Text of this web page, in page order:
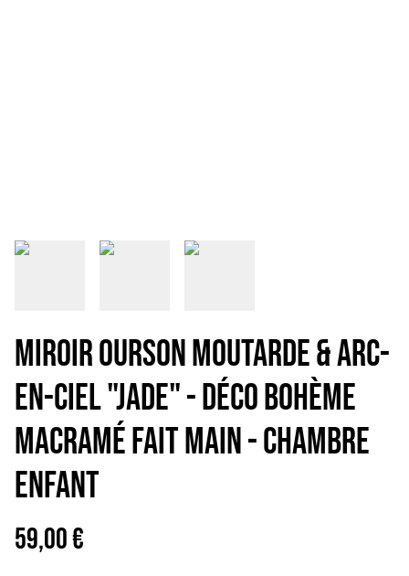
Miroir ourson moutarde & Arc-
en-ciel "Jade" - Déco bohème
macramé Fait main - Chambre
enfant
59,00 €